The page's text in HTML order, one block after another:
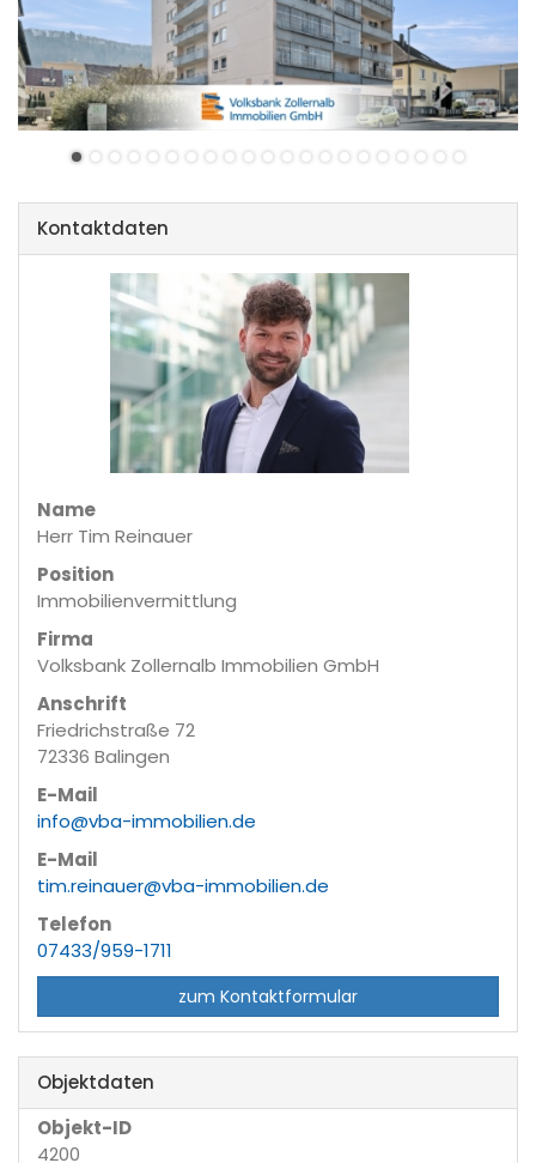
Kontaktdaten
Name
Herr Tim Reinauer
Position
Immobilienvermittlung
Firma
Volksbank Zollernalb Immobilien GmbH
Anschrift
Friedrichstraße 72
72336 Balingen
E-Mail
info@vba-immobilien.de
E-Mail
tim.reinauer@vba-immobilien.de
Telefon
07433/959-1711
zum Kontaktformular
Objektdaten
Objekt-ID
4200